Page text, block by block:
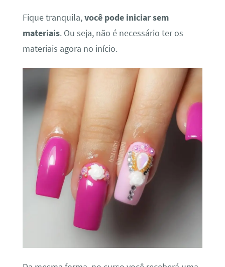
Fique tranquila,você pode iniciar sem
materiais. Ou seja, não é necessário ter os
materiais agora no início.